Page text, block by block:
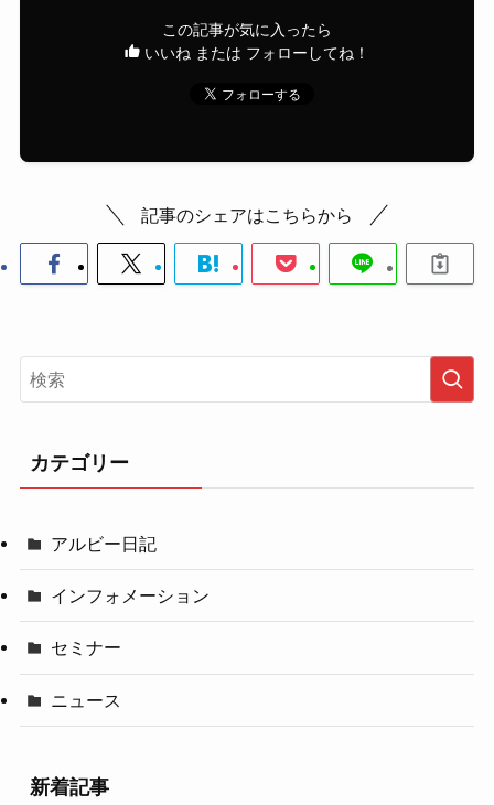
この記事が気に入ったら
いいね または フォローしてね！
記事のシェアはこちらから
カテゴリー
アルビー日記
インフォメーション
セミナー
ニュース
新着記事